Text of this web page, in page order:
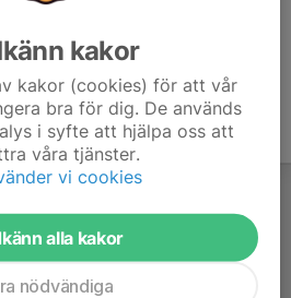
kakor
kakor (cookies) för att vår
bra för dig. De används
i syfte att hjälpa oss att
våra tjänster.
vi cookies
alla kakor
nödvändiga